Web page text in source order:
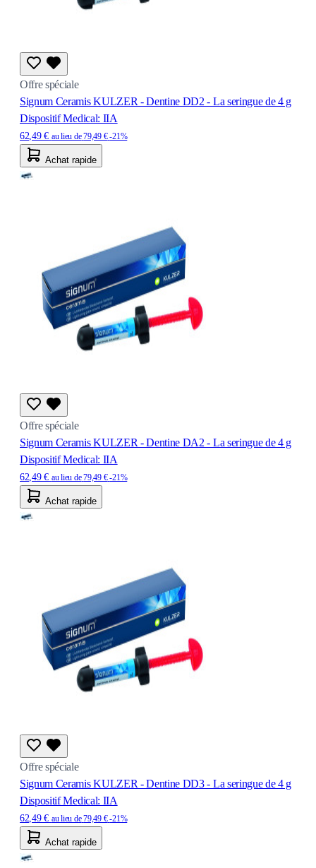
Offre spéciale
Signum Ceramis KULZER - Dentine DD2 - La seringue de 4 g
Dispositif Medical: IIA
62,49 € au lieu de79,49 €-21%
Achat rapide
Offre spéciale
Signum Ceramis KULZER - Dentine DA2 - La seringue de 4 g
Dispositif Medical: IIA
62,49 € au lieu de79,49 €-21%
Achat rapide
Offre spéciale
Signum Ceramis KULZER - Dentine DD3 - La seringue de 4 g
Dispositif Medical: IIA
62,49 € au lieu de79,49 €-21%
Achat rapide